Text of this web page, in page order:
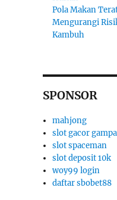
Pola Makan
Mengurangi
Kambuh
SPONSOR
mahjong
slot gacor
slot spaceman
slot deposit 10k
woy99 login
daftar sbobet88